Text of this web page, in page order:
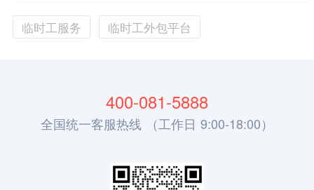
临时工服务 临时工外包平台
400-081-5888
全国统一客服热线 （工作日 9:00-18:00）